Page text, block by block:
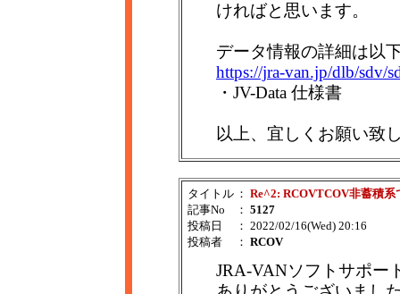
ければと思います。
データ情報の詳細は以
https://jra-van.jp/dlb/sdv/
・JV-Data 仕様書
以上、宜しくお願い致
タイトル ： Re^2: RCOVTCOV非蓄積系
記事No
： 5127
投稿日
： 2022/02/16(Wed) 20:16
投稿者
： RCOV
JRA-VANソフトサポー